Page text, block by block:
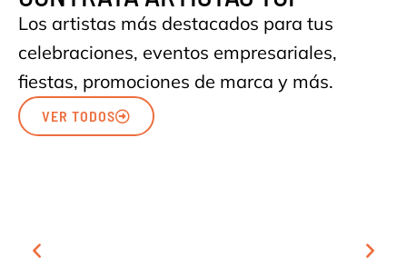
Los artistas más destacados para tus
celebraciones, eventos empresariales,
fiestas, promociones de marca y más.
VER TODOS